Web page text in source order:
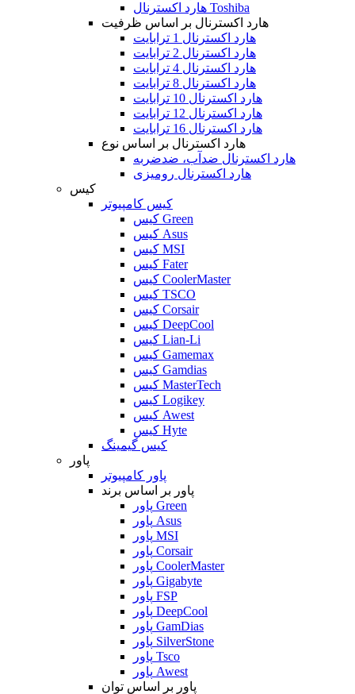
هارد اکسترنال Toshiba
هارد اکسترنال بر اساس ظرفیت
هارد اکسترنال 1 ترابایت
هارد اکسترنال 2 ترابایت
هارد اکسترنال 4 ترابایت
هارد اکسترنال 8 ترابایت
هارد اکسترنال 10 ترابایت
هارد اکسترنال 12 ترابایت
هارد اکسترنال 16 ترابایت
هارد اکسترنال بر اساس نوع
هارد اکسترنال ضدآب، ضدضربه
هارد اکسترنال رومیزی
کیس
کیس کامپیوتر
کیس Green
کیس Asus
کیس MSI
کیس Fater
کیس CoolerMaster
کیس TSCO
کیس Corsair
کیس DeepCool
کیس Lian-Li
کیس Gamemax
کیس Gamdias
کیس MasterTech
کیس Logikey
کیس Awest
کیس Hyte
کیس گیمینگ
پاور
پاور کامپیوتر
پاور بر اساس برند
پاور Green
پاور Asus
پاور MSI
پاور Corsair
پاور CoolerMaster
پاور Gigabyte
پاور FSP
پاور DeepCool
پاور GamDias
پاور SilverStone
پاور Tsco
پاور Awest
پاور بر اساس توان